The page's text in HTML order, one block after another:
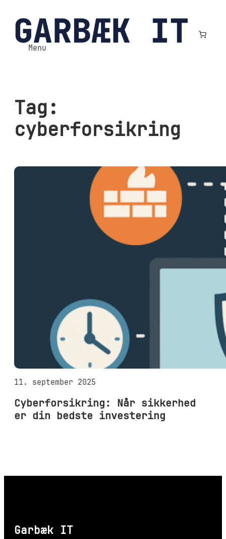
til
indhold
Menu
Tag:
cyberforsikring
11. september 2025
Cyberforsikring: Når sikkerhed
er din bedste investering
Garbæk IT